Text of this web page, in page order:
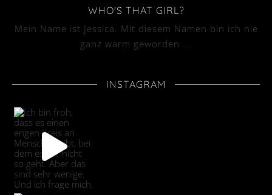
WHO'S THAT GIRL?
Mein Name ist Jessica. Mit diesem Namen bin ich nie
ganz warm geworden ...
INSTAGRAM